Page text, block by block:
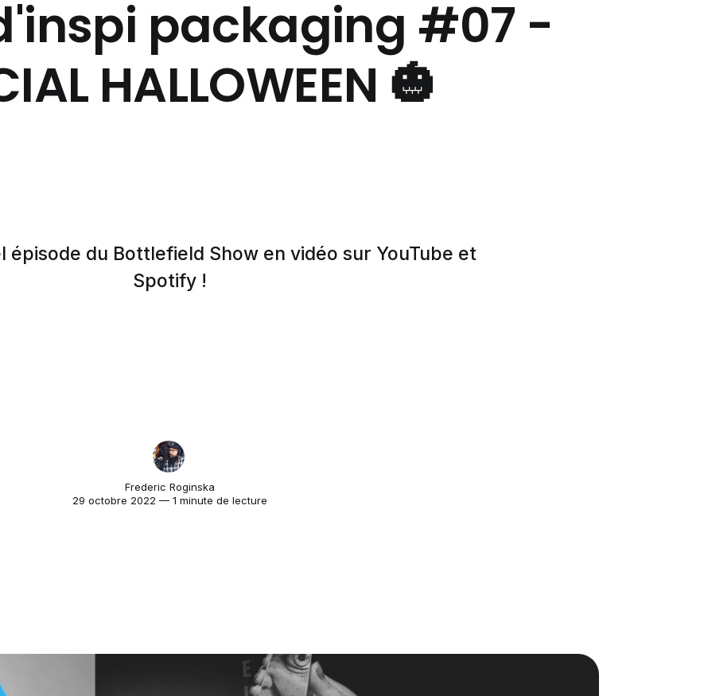
packaging #07 -
HALLOWEEN 🎃
épisode du Bottlefield Show en vidéo sur YouTube et
Spotify !
Frederic Roginska
29 octobre 2022 — 1 minute de lecture